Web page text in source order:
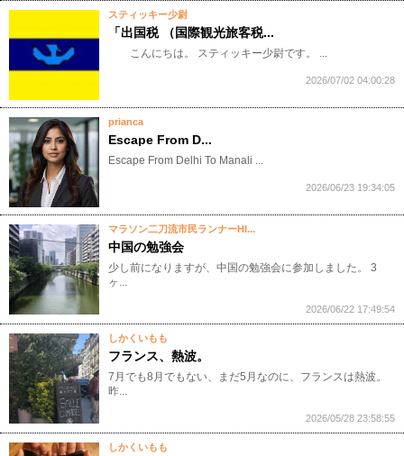
スティッキー少尉
「出国税 （国際観光旅客税...
こんにちは。 スティッキー少尉です。 ...
2026/07/02 04:00:28
prianca
Escape From D...
Escape From Delhi To Manali ...
2026/06/23 19:34:05
マラソン二刀流市民ランナーHI...
中国の勉強会
少し前になりますが、中国の勉強会に参加しました。 3
ヶ...
2026/06/22 17:49:54
しかくいもも
フランス、熱波。
7月でも8月でもない、まだ5月なのに、フランスは熱波。
昨...
2026/05/28 23:58:55
しかくいもも